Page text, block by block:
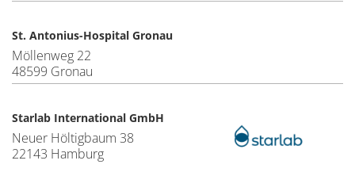
St. Antonius-Hospital Gronau
Möllenweg 22
48599 Gronau
Starlab International GmbH
Neuer Höltigbaum 38
22143 Hamburg